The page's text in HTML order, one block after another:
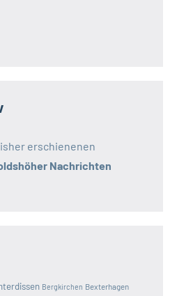
erschienenen
Nachrichten
Bergkirchen Bexterhagen